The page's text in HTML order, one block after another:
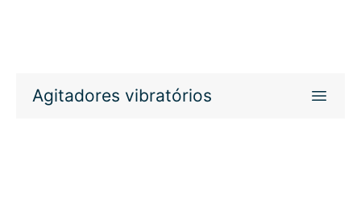
Agitadores vibratórios